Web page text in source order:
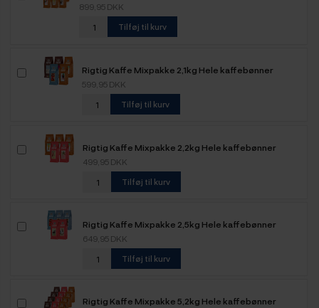
899,95 DKK
Tilføj til kurv
Rigtig Kaffe Mixpakke 2,1kg Hele kaffebønner
599,95 DKK
Tilføj til kurv
Rigtig Kaffe Mixpakke 2,2kg Hele kaffebønner
499,95 DKK
Tilføj til kurv
Rigtig Kaffe Mixpakke 2,5kg Hele kaffebønner
649,95 DKK
Tilføj til kurv
Rigtig Kaffe Mixpakke 5,2kg Hele kaffebønner